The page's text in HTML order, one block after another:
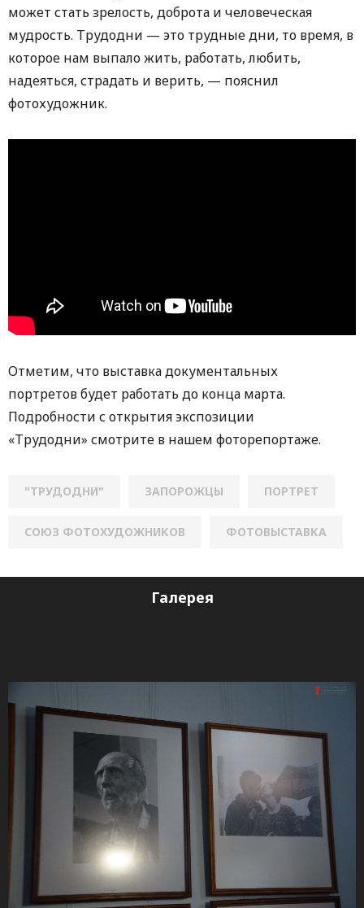
может стать зрелость, доброта и человеческая
мудрость. Трудодни — это трудные дни, то время, в
которое нам выпало жить, работать, любить,
надеяться, страдать и верить, — пояснил
фотохудожник.
Отметим, что выставка документальных
портретов будет работать до конца марта.
Подробности с открытия экспозиции
«Трудодни» смотрите в нашем фоторепортаже.
"ТРУДОДНИ" ЗАПОРОЖЦЫ ПОРТРЕТ
СОЮЗ ФОТОХУДОЖНИКОВ ФОТОВЫСТАВКА
Галерея